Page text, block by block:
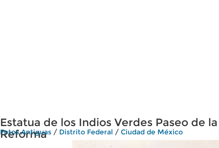
Estatua de los Indios Verdes Paseo de la
Reforma
Fotos Antiguas / Distrito Federal / Ciudad de México